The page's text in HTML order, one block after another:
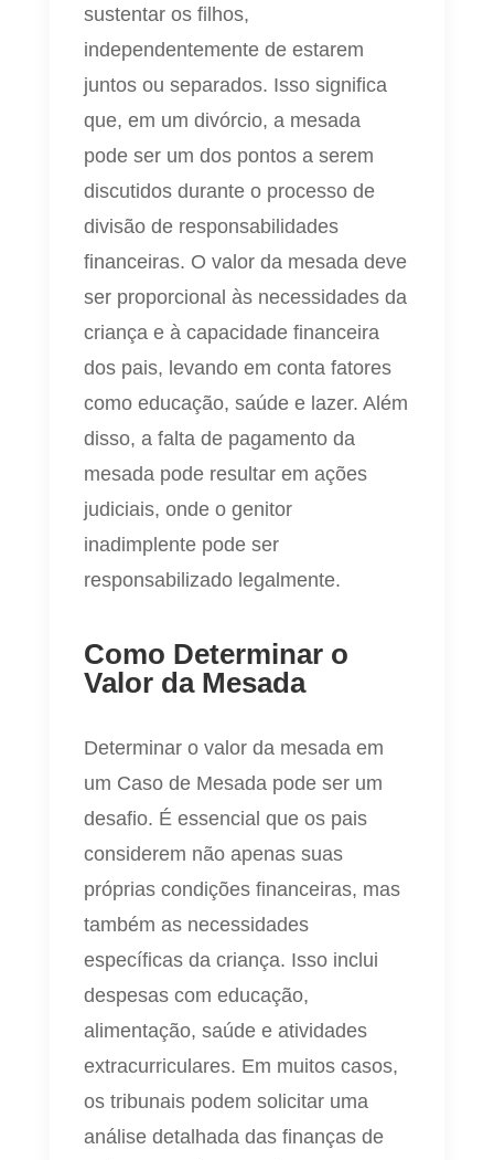
sustentar os filhos,
independentemente de estarem
juntos ou separados. Isso significa
que, em um divórcio, a mesada
pode ser um dos pontos a serem
discutidos durante o processo de
divisão de responsabilidades
financeiras. O valor da mesada deve
ser proporcional às necessidades da
criança e à capacidade financeira
dos pais, levando em conta fatores
como educação, saúde e lazer. Além
disso, a falta de pagamento da
mesada pode resultar em ações
judiciais, onde o genitor
inadimplente pode ser
responsabilizado legalmente.
Como Determinar o
Valor da Mesada
Determinar o valor da mesada em
um Caso de Mesada pode ser um
desafio. É essencial que os pais
considerem não apenas suas
próprias condições financeiras, mas
também as necessidades
específicas da criança. Isso inclui
despesas com educação,
alimentação, saúde e atividades
extracurriculares. Em muitos casos,
os tribunais podem solicitar uma
análise detalhada das finanças de